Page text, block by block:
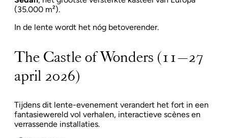
(35.000 m²).
In de lente wordt het nóg betoverender.
The Castle of Wonders (11–27
april 2026)
Tijdens dit lente-evenement verandert het fort in een
fantasiewereld vol verhalen, interactieve scènes en
verrassende installaties.